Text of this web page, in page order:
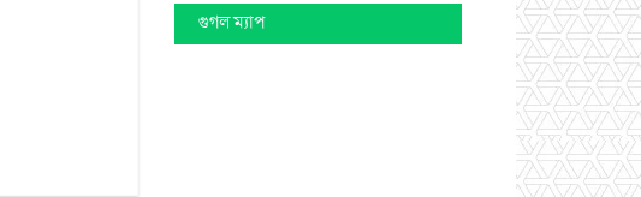
গুগল ম্যাপ